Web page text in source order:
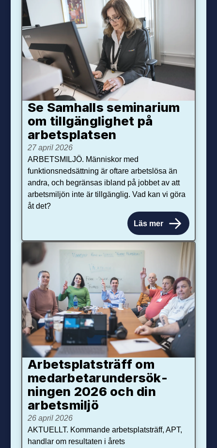
Se Samhalls seminarium
om tillgänglighet på
arbetsplatsen
27 april 2026
ARBETSMILJÖ. Människor med
funktionsnedsättning är oftare arbetslösa än
andra, och begränsas ibland på jobbet av att
arbetsmiljön inte är tillgänglig. Vad kan vi göra
åt det?
Läs mer
Arbetsplats­träff om
med­arbetar­under­sök­
ningen 2026 och din
arbets­miljö
26 april 2026
AKTUELLT. Kommande arbetsplatsträff, APT,
handlar om resultaten i årets